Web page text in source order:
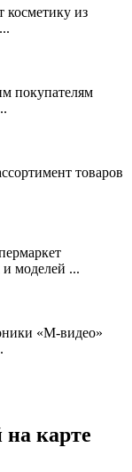
косметику из
покупателям
товаров
и моделей ...
«М-видео»
карте